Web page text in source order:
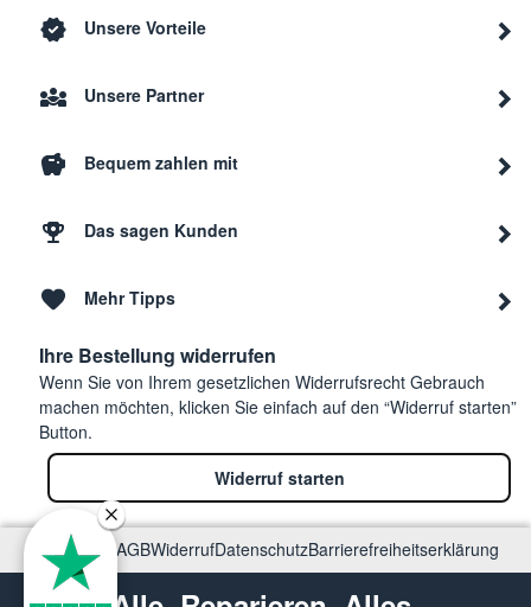
Unsere Vorteile
Unsere Partner
Bequem zahlen mit
Das sagen Kunden
Mehr Tipps
Ihre Bestellung widerrufen
Wenn Sie von Ihrem gesetzlichen Widerrufsrecht Gebrauch
machen möchten, klicken Sie einfach auf den “Widerruf starten”
Button.
Widerruf starten
ImpressumAGBWiderrufDatenschutzBarrierefreiheitserklärung